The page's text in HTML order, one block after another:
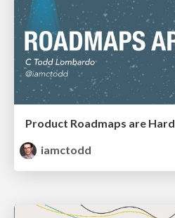
Product Roadmaps are Hard
iamctodd